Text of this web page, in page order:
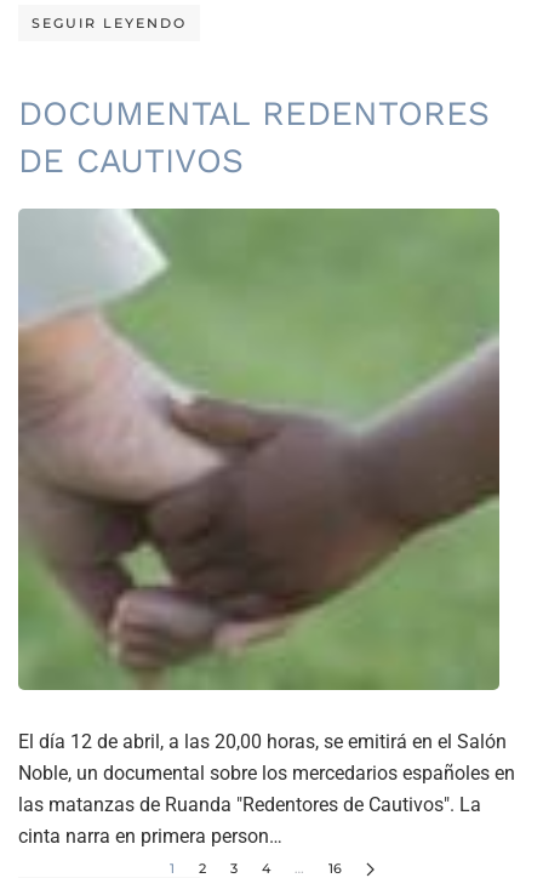
SEGUIR LEYENDO
DOCUMENTAL REDENTORES
DE CAUTIVOS
El día 12 de abril, a las 20,00 horas, se emitirá en el Salón
Noble, un documental sobre los mercedarios españoles en
las matanzas de Ruanda "Redentores de Cautivos". La
cinta narra en primera person…
1 2 3 4 … 16